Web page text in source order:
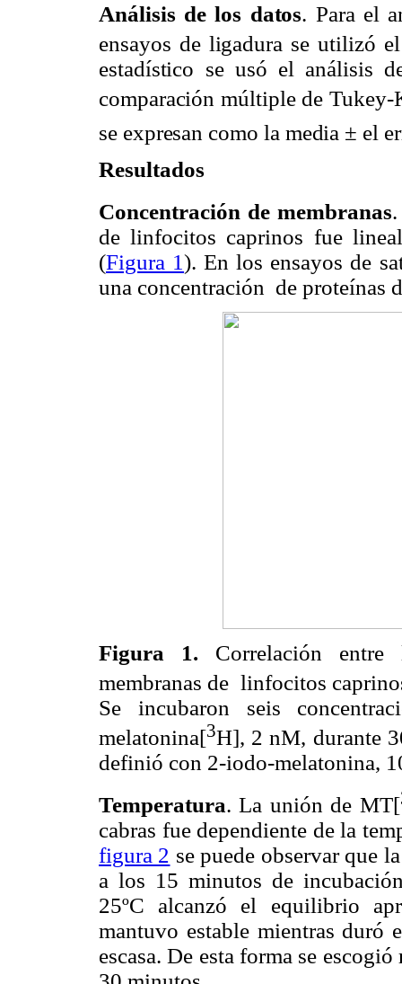
Análisis de los datos. Para el
ensayos de ligadura se utilizó
estadístico se usó el análisis
comparación múltiple de Tukey-
se expresan como la media ± el
Resultados
Concentración de membranas
de linfocitos caprinos fue
(Figura 1). En los ensayos de
una concentración de proteínas
Figura 1. Correlación
membranas de linfocitos
Se incubaron seis
melatonina[3H], 2 nM, durante
definió con 2-iodo-melatonina,
Temperatura. La unión de MT[
cabras fue dependiente de la
figura 2 se puede observar que
a los 15 minutos de
25ºC alcanzó el equilibrio
mantuvo estable mientras duró
escasa. De esta forma se